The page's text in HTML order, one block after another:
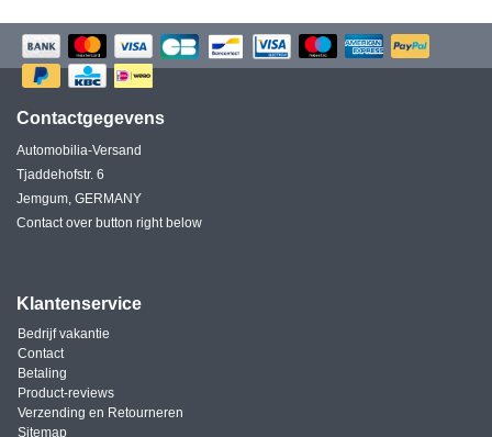
Contactgegevens
Automobilia-Versand
Tjaddehofstr. 6
Jemgum, GERMANY
Contact over button right below
Klantenservice
Bedrijf vakantie
Contact
Betaling
Product-reviews
Verzending en Retourneren
Sitemap